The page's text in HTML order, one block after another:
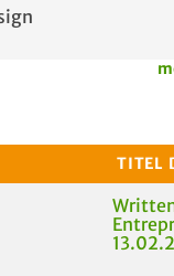
TITEL